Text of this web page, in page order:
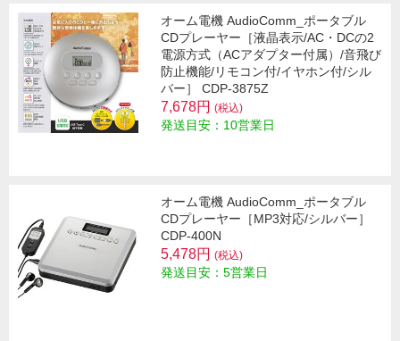
オーム電機 AudioComm_ポータブル
CDプレーヤー［液晶表示/AC・DCの2
電源方式（ACアダプター付属）/音飛び
防止機能/リモコン付/イヤホン付/シル
バー］ CDP-3875Z
7,678円 (税込)
発送目安：10営業日
オーム電機 AudioComm_ポータブル
CDプレーヤー［MP3対応/シルバー］
CDP-400N
5,478円 (税込)
発送目安：5営業日